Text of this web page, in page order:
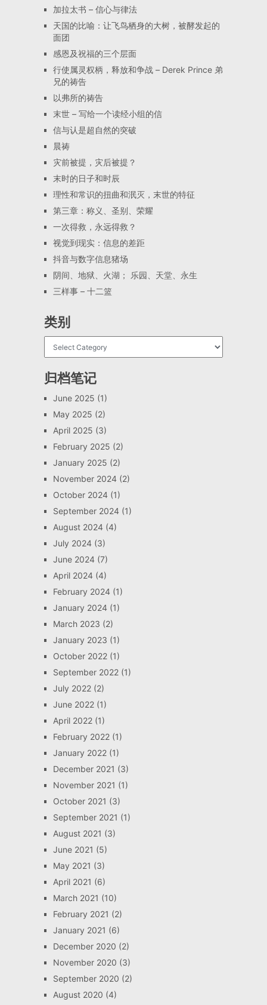
加拉太书 – 信心与律法
天国的比喻：让飞鸟栖身的大树，被酵发起的
面团
感恩及祝福的三个层面
行使属灵权柄，释放和争战 – Derek Prince 弟
兄的祷告
以弗所的祷告
末世 – 写给一个读经小组的信
信与认是超自然的突破
晨祷
灾前被提，灾后被提？
末时的日子和时辰
理性和常识的扭曲和泯灭，末世的特征
第三章：称义、圣别、荣耀
一次得救，永远得救？
视觉到现实：信息的差距
抖音与数字信息猪场
阴间、地狱、火湖； 乐园、天堂、永生
三样事 – 十二篮
类别
归档笔记
June 2025 (1)
May 2025 (2)
April 2025 (3)
February 2025 (2)
January 2025 (2)
November 2024(2)
October 2024(1)
September 2024(1)
August 2024(4)
July 2024(3)
June 2024(7)
April 2024(4)
February 2024(1)
January 2024(1)
March 2023 (2)
January 2023 (1)
October 2022(1)
September 2022(1)
July 2022(2)
June 2022(1)
April 2022(1)
February 2022(1)
January 2022(1)
December 2021 (3)
November 2021 (1)
October 2021 (3)
September 2021 (1)
August 2021 (3)
June 2021 (5)
May 2021 (3)
April 2021 (6)
March 2021 (10)
February 2021 (2)
January 2021 (6)
December 2020 (2)
November 2020 (3)
September 2020 (2)
August 2020 (4)